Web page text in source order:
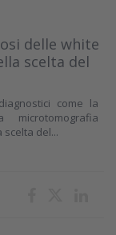
delle white
scelta del
come la
del...